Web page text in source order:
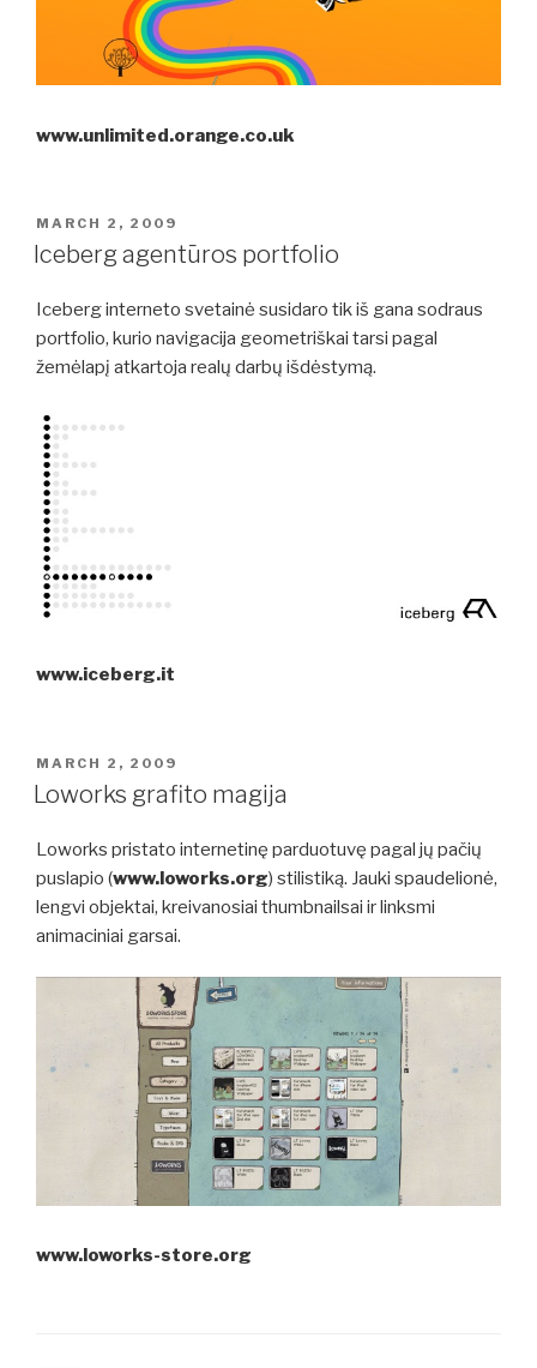
www.unlimited.orange.co.uk
POSTED
ON
MARCH 2, 2009
Iceberg agentūros portfolio
Iceberg interneto svetainė susidaro tik iš gana sodraus
portfolio, kurio navigacija geometriškai tarsi pagal
žemėlapį atkartoja realų darbų išdėstymą.
www.iceberg.it
POSTED
ON
MARCH 2, 2009
Loworks grafito magija
Loworks pristato internetinę parduotuvę pagal jų pačių
puslapio (www.loworks.org) stilistiką. Jauki spaudelionė,
lengvi objektai, kreivanosiai thumbnailsai ir linksmi
animaciniai garsai.
www.loworks-store.org